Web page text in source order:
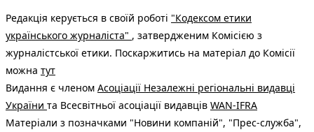
Редакція керується в своїй роботі "Кодексом етики
українського журналіста" , затвердженим Комісією з
журналістської етики. Поскаржитись на матеріал до Комісії
можна тут
Видання є членом Асоціації Незалежні регіональні видавці
України та Всесвітньої асоціації видавців WAN-IFRA
Матеріали з позначками "Новини компаній", "Прес-служба",